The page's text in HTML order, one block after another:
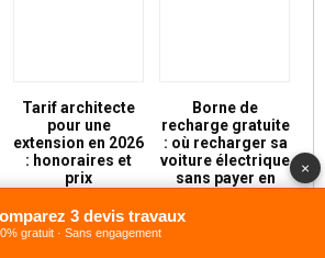
Tarif architecte
pour une
extension en 2026
: honoraires et
prix
Borne de
recharge gratuite
: où recharger sa
voiture électrique
sans payer en
3 devis travaux
gratuit · Sans engagement
×